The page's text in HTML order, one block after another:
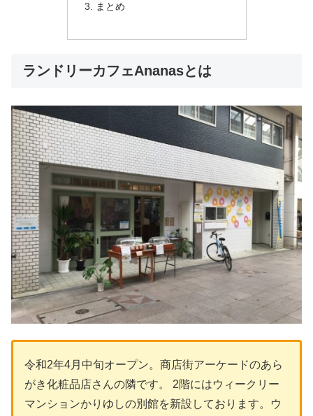
まとめ
ランドリーカフェAnanasとは
令和2年4月中旬オープン。商店街アーケードのあら
がき化粧品店さんの隣です。 2階にはウィークリー
マンションかりゆしの別館を新設しております。ウ